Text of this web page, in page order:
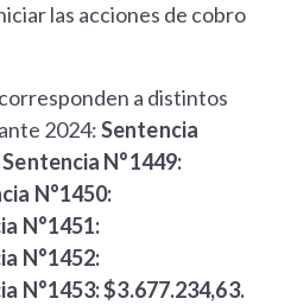
las acciones de cobro
a distintos
2024:Sentencia
Sentencia N°1449:
N°1450:
N°1451:
N°1452:
N°1453: $3.677.234,63.